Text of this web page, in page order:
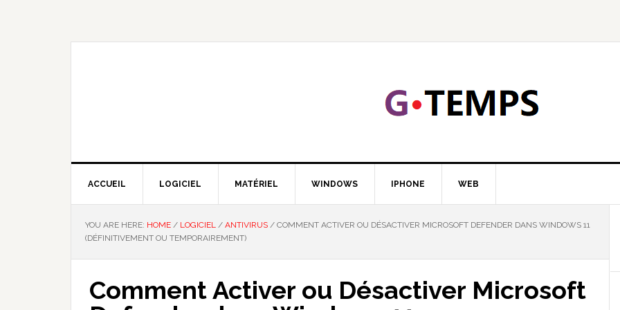
ACCUEIL LOGICIEL MATÉRIEL WINDOWS IPHONE WEB
YOU ARE HERE: HOME / LOGICIEL / ANTIVIRUS / COMMENT ACTIVER OU DÉSACTIVER MICROSOFT DEFENDER DANS WINDOWS 11
(DÉFINITIVEMENT OU TEMPORAIREMENT)
Comment Activer ou Désactiver Microsoft